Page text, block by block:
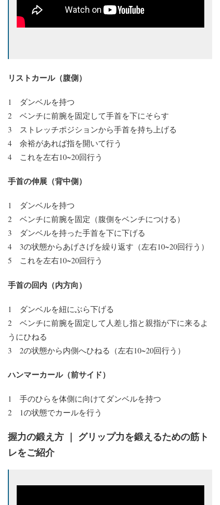
リストカール（腹側）
1 ダンベルを持つ
2 ベンチに前腕を固定して手首を下にそらす
3 ストレッチポジションから手首を持ち上げる
4 余裕があれば指を開いて行う
4 これを左右10~20回行う
手首の伸展（背中側）
1 ダンベルを持つ
2 ベンチに前腕を固定（腹側をベンチにつける）
3 ダンベルを持った手首を下に下げる
4 3の状態からあげさげを繰り返す（左右10~20回行う）
5 これを左右10~20回行う
手首の回内（内方向）
1 ダンベルを紐にぶら下げる
2 ベンチに前腕を固定して人差し指と親指が下に来るよ
うにひねる
3 2の状態から内側へひねる（左右10~20回行う）
ハンマーカール（前サイド）
1 手のひらを体側に向けてダンベルを持つ
2 1の状態でカールを行う
握力の鍛え方 ｜ グリップ力を鍛えるための筋ト
レをご紹介